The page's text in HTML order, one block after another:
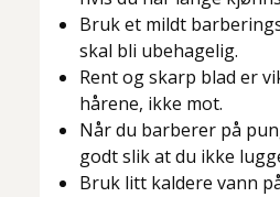
Bruk et mildt
skal bli ubehagelig.
Rent og skarp blad er
hårene, ikke mot.
Når du barberer på
godt slik at du ikke
Bruk litt kaldere vann